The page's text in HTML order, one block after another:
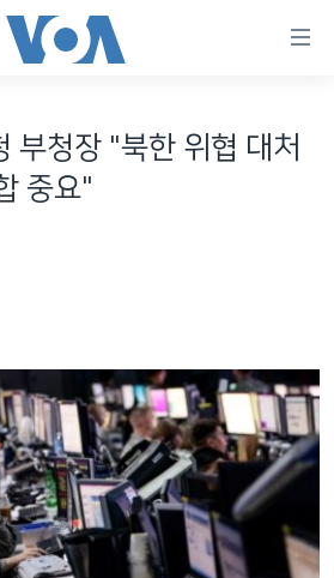
부청장 "북한 위협 대처
중요"